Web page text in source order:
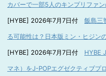
カバーで一部5人のキンプリファ
[HYBE] 2026年7月7日付 飯島三
る可能性は？日本版ミン・ヒジン
[HYBE] 2026年7月7日付 HYBE
マネ）をJ-POPエグゼクティブプ